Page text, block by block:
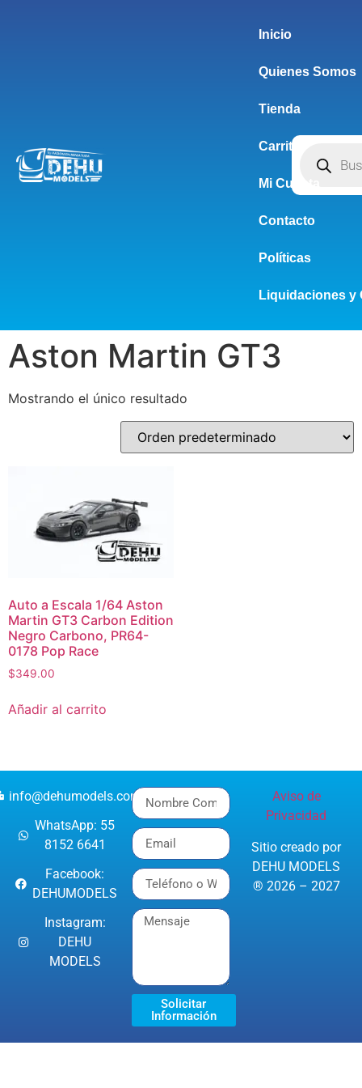
Inicio
Quienes Somos
Tienda
Carrito
Mi Cuenta
Contacto
Políticas
Liquidaciones y
Aston Martin GT3
Mostrando el único resultado
Auto a Escala 1/64 Aston
Martin GT3 Carbon Edition
Negro Carbono, PR64-
0178 Pop Race
$349.00
Añadir al carrito
info@dehumodels.com
WhatsApp: 55
8152 6641
Facebook:
DEHUMODELS
Instagram:
DEHU
MODELS
Solicitar
Información
Aviso de
Privacidad
Sitio creado por
DEHU MODELS
® 2026 – 2027